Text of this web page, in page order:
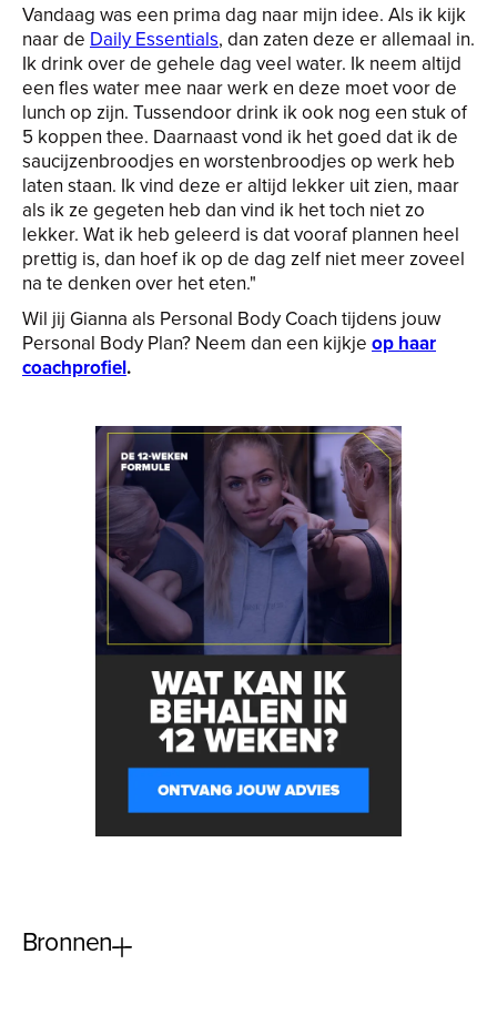
Vandaag was een prima dag naar mijn idee. Als ik kijk
naar de Daily Essentials, dan zaten deze er allemaal in.
Ik drink over de gehele dag veel water. Ik neem altijd
een fles water mee naar werk en deze moet voor de
lunch op zijn. Tussendoor drink ik ook nog een stuk of
5 koppen thee. Daarnaast vond ik het goed dat ik de
saucijzenbroodjes en worstenbroodjes op werk heb
laten staan. Ik vind deze er altijd lekker uit zien, maar
als ik ze gegeten heb dan vind ik het toch niet zo
lekker. Wat ik heb geleerd is dat vooraf plannen heel
prettig is, dan hoef ik op de dag zelf niet meer zoveel
na te denken over het eten."
Wil jij Gianna als Personal Body Coach tijdens jouw
Personal Body Plan? Neem dan een kijkje op haar
coachprofiel.
Bronnen